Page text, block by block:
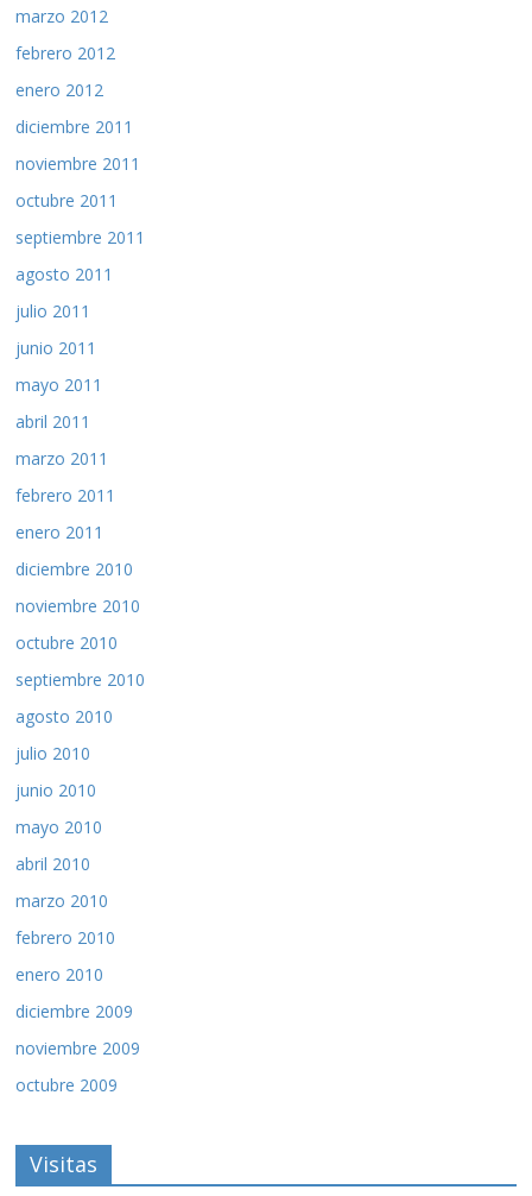
marzo 2012
febrero 2012
enero 2012
diciembre 2011
noviembre 2011
octubre 2011
septiembre 2011
agosto 2011
julio 2011
junio 2011
mayo 2011
abril 2011
marzo 2011
febrero 2011
enero 2011
diciembre 2010
noviembre 2010
octubre 2010
septiembre 2010
agosto 2010
julio 2010
junio 2010
mayo 2010
abril 2010
marzo 2010
febrero 2010
enero 2010
diciembre 2009
noviembre 2009
octubre 2009
Visitas